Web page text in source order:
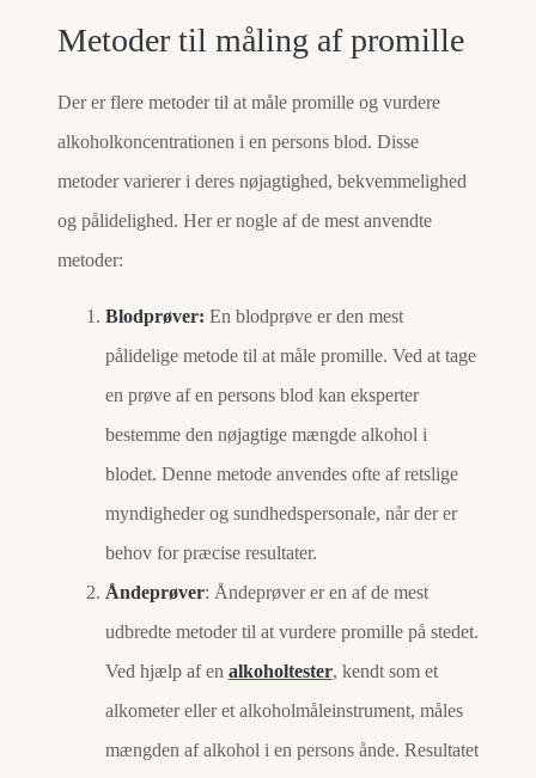
Metoder til måling af promille
Der er flere metoder til at måle promille og vurdere
alkoholkoncentrationen i en persons blod. Disse
metoder varierer i deres nøjagtighed, bekvemmelighed
og pålidelighed. Her er nogle af de mest anvendte
metoder:
Blodprøver: En blodprøve er den mest
pålidelige metode til at måle promille. Ved at tage
en prøve af en persons blod kan eksperter
bestemme den nøjagtige mængde alkohol i
blodet. Denne metode anvendes ofte af retslige
myndigheder og sundhedspersonale, når der er
behov for præcise resultater.
Åndeprøver: Åndeprøver er en af de mest
udbredte metoder til at vurdere promille på stedet.
Ved hjælp af en alkoholtester, kendt som et
alkometer eller et alkoholmåleinstrument, måles
mængden af alkohol i en persons ånde. Resultatet